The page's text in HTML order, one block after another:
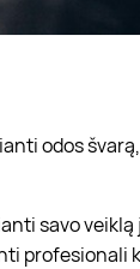
odos
savo
profesionali